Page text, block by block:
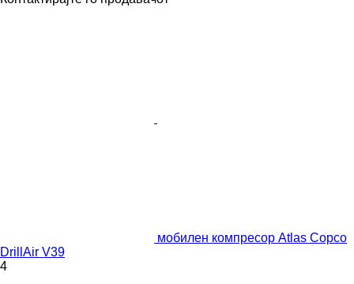
мобилен компресор Atlas Copco
DrillAir V39
4